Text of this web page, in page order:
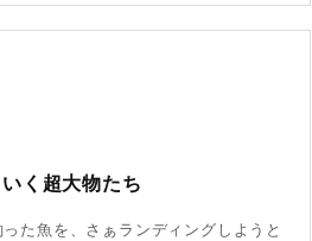
く超大物たち
た魚を、さぁランディングしようと